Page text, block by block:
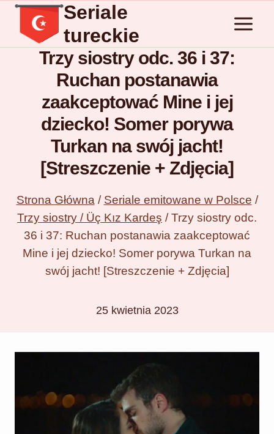
Przejdź
treści
Seriale
tureckie
Trzy siostry odc. 36 i 37:
Ruchan postanawia
zaakceptować Mine i jej
dziecko! Somer porywa
Turkan na swój jacht!
[Streszczenie + Zdjęcia]
Strona Główna / Seriale emitowane w Polsce /
Trzy siostry / Üç Kız Kardeş / Trzy siostry odc.
36 i 37: Ruchan postanawia zaakceptować
Mine i jej dziecko! Somer porywa Turkan na
swój jacht! [Streszczenie + Zdjęcia]
25 kwietnia 2023